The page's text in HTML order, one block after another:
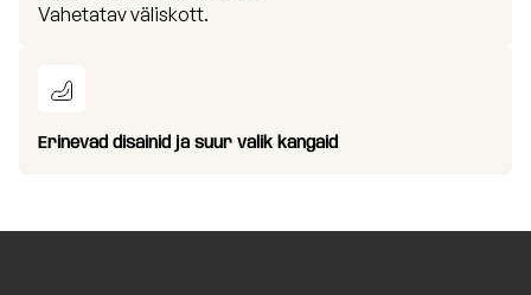
Vahetatav väliskott.
Erinevad disainid ja suur valik kangaid